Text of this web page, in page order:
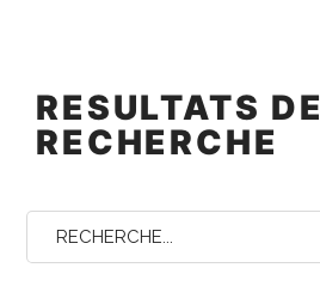
RESULTATS DE
RECHERCHE